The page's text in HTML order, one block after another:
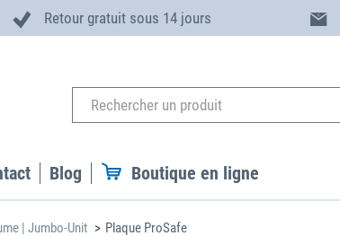
Retour gratuit sous 14 jours
Blog Boutique en ligne
| Jumbo-Unit Plaque ProSafe